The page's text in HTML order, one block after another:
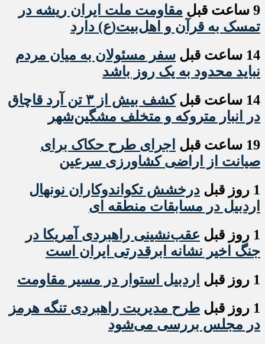
9 ساعت قبل
مقاومت ملت ایران ریشه در
تمسک به قرآن و اهل‌بیت(ع) دارد
14 ساعت قبل
سفر مسئولان به میان مردم
نباید محدود به یک روز باشد
14 ساعت قبل
کشف بیش از ۳ تن آرد قاچاق
در انبار متروکه و متخلف مشگین‌شهر
19 ساعت قبل
اجرای طرح حکاک برای
صیانت از اراضی کشاورزی سرعین
1 روز قبل
درخشش تکواندوکاران نونهال
اردبیل در مسابقات منطقه ای
1 روز قبل
عقب‌نشینی راهبردی آمریکا در
جنگ اخیر نشانه ابرقدرتی ایران است
1 روز قبل
اردبیل استوار در مسیر مقاومت
1 روز قبل
طرح مدیریت راهبردی تنگه هرمز
در مجلس بررسی می‌شود